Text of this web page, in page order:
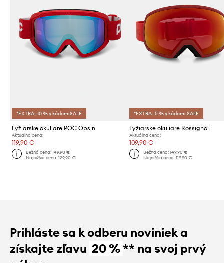
*EXTRA -10 % s kódom:SALE
Lyžiarske okuliare POC Opsin
Aktuálna cena:
119,90 €
Bežná cena:149,90 €
Najnižšia cena:129,90 €
*EXTRA -5 % s kódom: SALE
Lyžiarske okuliare Rossignol
Aktuálna cena:
109,90 €
Bežná cena: 149,90 €
Najnižšia cena: 119,90 €
Prihláste sa k odberu noviniek a
získajte zľavu 20 %** na svoj prvý